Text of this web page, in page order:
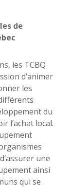
de
les TCBQ
d’animer
les
du
l’achat local.
une
ainsi
qui se